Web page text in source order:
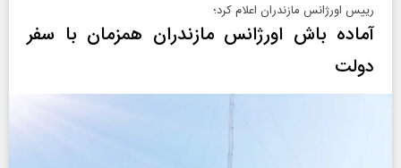
رییس اورژانس مازندران اعلام کرد؛
آماده باش اورژانس مازندران همزمان با سفر
دولت